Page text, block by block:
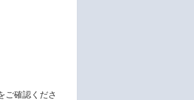
ご確認くださ